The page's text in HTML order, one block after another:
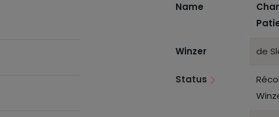
Name
Winzer de
Status